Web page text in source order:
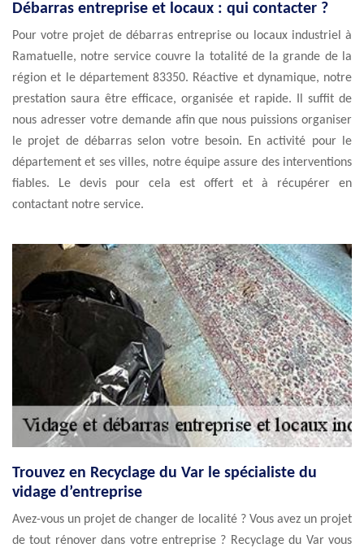
Débarras entreprise et locaux : qui contacter ?
Pour votre projet de débarras entreprise ou locaux industriel à
Ramatuelle, notre service couvre la totalité de la grande de la
région et le département 83350. Réactive et dynamique, notre
prestation saura être efficace, organisée et rapide. Il suffit de
nous adresser votre demande afin que nous puissions organiser
le projet de débarras selon votre besoin. En activité pour le
département et ses villes, notre équipe assure des interventions
fiables. Le devis pour cela est offert et à récupérer en
contactant notre service.
Trouvez en Recyclage du Var le spécialiste du
vidage d’entreprise
Avez-vous un projet de changer de localité ? Vous avez un projet
de tout rénover dans votre entreprise ? Recyclage du Var vous